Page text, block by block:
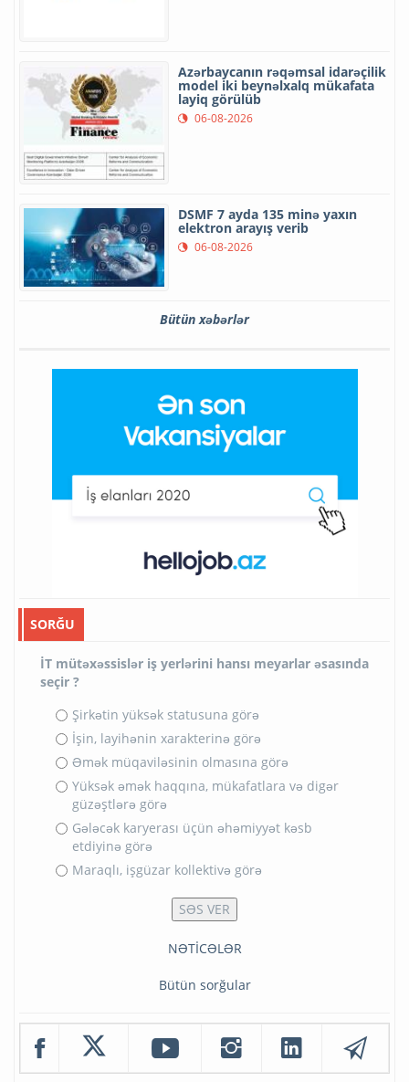
Azərbaycanın rəqəmsal idarəçilik
model iki beynəlxalq mükafata
layiq görülüb
06-08-2026
DSMF 7 ayda 135 minə yaxın
elektron arayış verib
06-08-2026
Bütün xəbərlər
SORĞU
İT mütəxəssislər iş yerlərini hansı meyarlar əsasında
seçir ?
Şirkətin yüksək statusuna görə
İşin, layihənin xarakterinə görə
Əmək müqaviləsinin olmasına görə
Yüksək əmək haqqına, mükafatlara və digər
güzəştlərə görə
Gələcək karyerası üçün əhəmiyyət kəsb
etdiyinə görə
Maraqlı, işgüzar kollektivə görə
NƏTİCƏLƏR
Bütün sorğular